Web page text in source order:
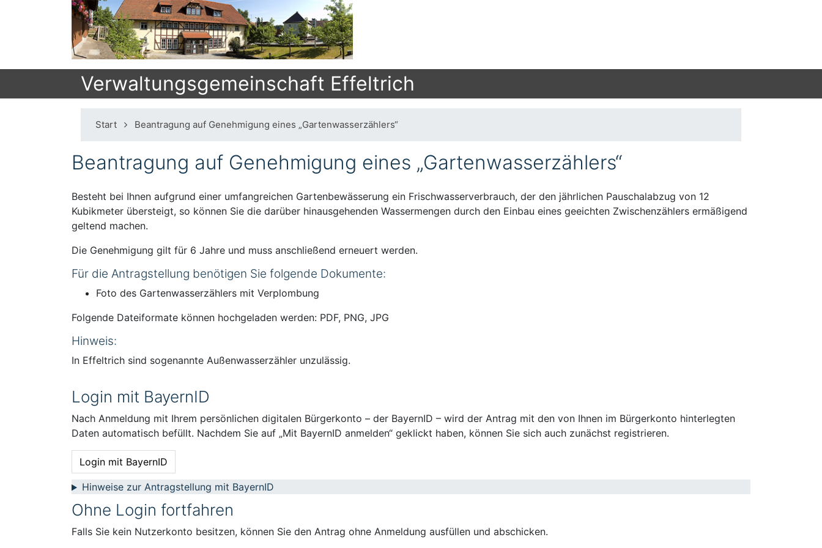
Verwaltungsgemeinschaft Effeltrich
Start Beantragung auf Genehmigung eines „Gartenwasserzählers“
Beantragung auf Genehmigung eines „Gartenwasserzählers“
Besteht bei Ihnen aufgrund einer umfangreichen Gartenbewässerung ein Frischwasserverbrauch, der den jährlichen Pauschalabzug von 12
Kubikmeter übersteigt, so können Sie die darüber hinausgehenden Wassermengen durch den Einbau eines geeichten Zwischenzählers ermäßigend
geltend machen.
Die Genehmigung gilt für 6 Jahre und muss anschließend erneuert werden.
Für die Antragstellung benötigen Sie folgende Dokumente:
Foto des Gartenwasserzählers mit Verplombung
Folgende Dateiformate können hochgeladen werden: PDF, PNG, JPG
Hinweis:
In Effeltrich sind sogenannte Außenwasserzähler unzulässig.
Login mit BayernID
Nach Anmeldung mit Ihrem persönlichen digitalen Bürgerkonto – der BayernID – wird der Antrag mit den von Ihnen im Bürgerkonto hinterlegten
Daten automatisch befüllt. Nachdem Sie auf „Mit BayernID anmelden“ geklickt haben, können Sie sich auch zunächst registrieren.
Login mit BayernID
Hinweise zur Antragstellung mit BayernID
Ohne Login fortfahren
Falls Sie kein Nutzerkonto besitzen, können Sie den Antrag ohne Anmeldung ausfüllen und abschicken.